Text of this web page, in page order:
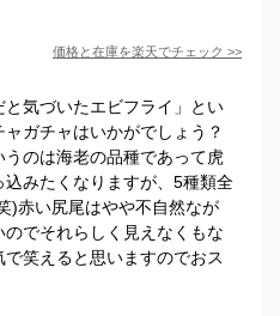
価格と在庫を楽天でチェック >>
と気づいたエビフライ」とい
ガチャはいかがでしょう？
のは海老の品種であって虎
みたくなりますが、5種類全
)赤い尻尾はやや不自然なが
でそれらしく見えなくもな
笑えると思いますのでおス